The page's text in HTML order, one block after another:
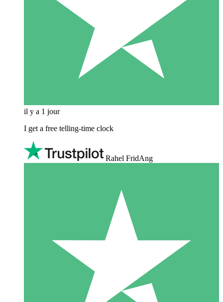
il y a 1 jour
I get a free telling-time clock
Rahel FridAng